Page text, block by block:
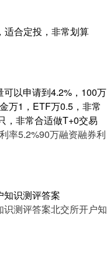
适合定投，非常划算
以申请到4.2%，100万
万1，ETF万0.5，非常
，非常合适做T+0交易
率5.2%90万融资融券利
知识测评答案
识测评答案北交所开户知